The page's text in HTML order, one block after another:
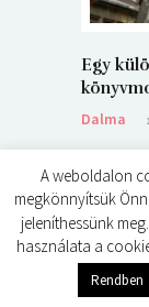
Egy
Dalma
©
A weboldalon
megkönnyítsük
jeleníthessünk
használata a
Rendben